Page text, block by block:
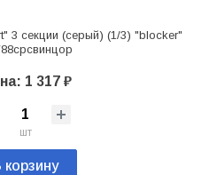
3 секции (серый) (1/3) "blocker"
1 317 ₽
шт
корзину